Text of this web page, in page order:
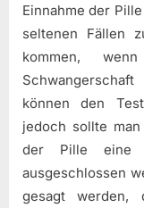
Einnahme der
seltenen Fällen
kommen,
können den
jedoch sollte
der Pille eine
ausgeschlossen
gesagt